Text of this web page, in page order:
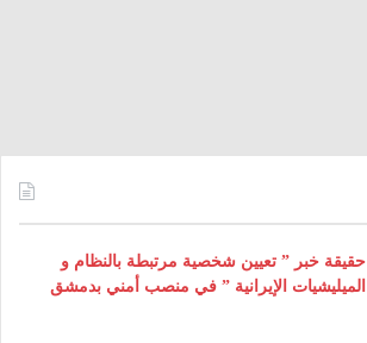
حقيقة خبر ” تعيين شخصية مرتبطة بالنظام و
الميليشيات الإيرانية ” في منصب أمني بدمشق